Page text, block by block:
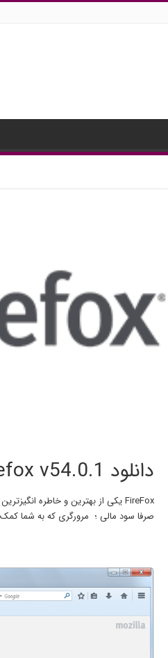
دانلود Mozilla Firefox v54.0.1
صرفا سود مالی ؛ مرورگری که به شما کمک